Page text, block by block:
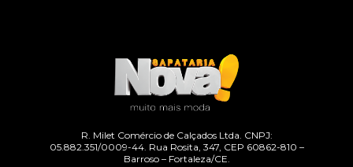
R. Milet Comércio de Calçados Ltda. CNPJ:
05.882.351/0009-44. Rua Rosita, 347, CEP 60862-810 –
Barroso – Fortaleza/CE.